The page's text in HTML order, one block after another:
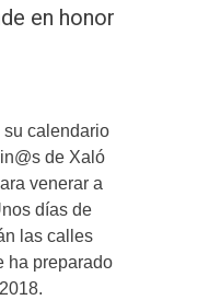
en honor
su calendario
de Xaló
venerar a
días de
las calles
ha preparado